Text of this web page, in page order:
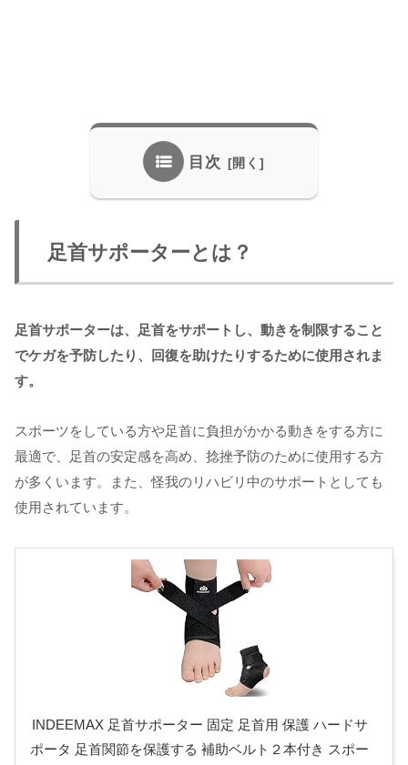
目次
足首サポーターとは？
足首サポーターは、足首をサポートし、動きを制限すること
でケガを予防したり、回復を助けたりするために使用されま
す。
スポーツをしている方や足首に負担がかかる動きをする方に
最適で、足首の安定感を高め、捻挫予防のために使用する方
が多くいます。また、怪我のリハビリ中のサポートとしても
使用されています。
INDEEMAX 足首サポーター 固定 足首用 保護 ハードサ
ポータ 足首関節を保護する 補助ベルト２本付き スポー